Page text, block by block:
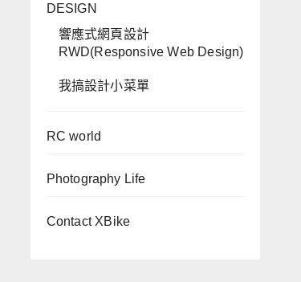
DESIGN
響應式網頁設計
RWD(Responsive Web Design)
我搞設計小菜單
RC world
Photography Life
Contact XBike